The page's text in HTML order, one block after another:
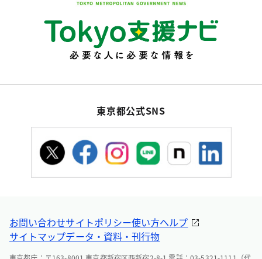
東京都公式SNS
お問い合わせサイトポリシー使い方ヘルプ
サイトマップデータ・資料・刊行物